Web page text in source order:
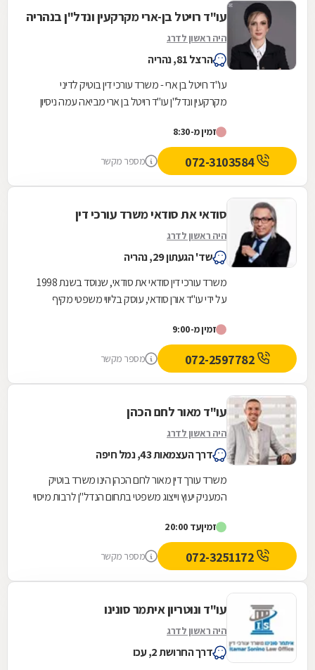
עו"ד רויטל בן-ארי מקרקעין ונדל"ן בנהריה
היה ראשון לדרג
הרצל 81, נהריה
עו"ד רויטל בן ארי - משרד עורכי דין בוטיק לדיני
מקרקעין ונדל"ן עו"ד רויטל בן ארי מביאה עמה ניסיון
זמין מ-8:30
072-3103584 מספר מקשר
סודאי את סודאי משרד עורכי דין
היה ראשון לדרג
שד' הגעתון 29, נהריה
משרד עורכי דין סודאי את סודאי, שנוסד בשנת 1998
על ידי עו"ד אורן סודאי, עוסק בליווי משפטי מקיף
זמין מ-9:00
מספר מקשר
עו"ד מאור לחם הכהן
היה ראשון לדרג
דרך העצמאות 43, נמל חיפה
משרד עורך דין מאור לחם הכהן הינו משרד בוטיק
המעניק יעוץ וייצוג משפטי בתחום הנדל"ן לרבות מיסוי
זמיןעד 20:00
מספר מקשר
עו"ד ונוטריון איתמר סונינו
היה ראשון לדרג
דרך החרושת 2, עכו